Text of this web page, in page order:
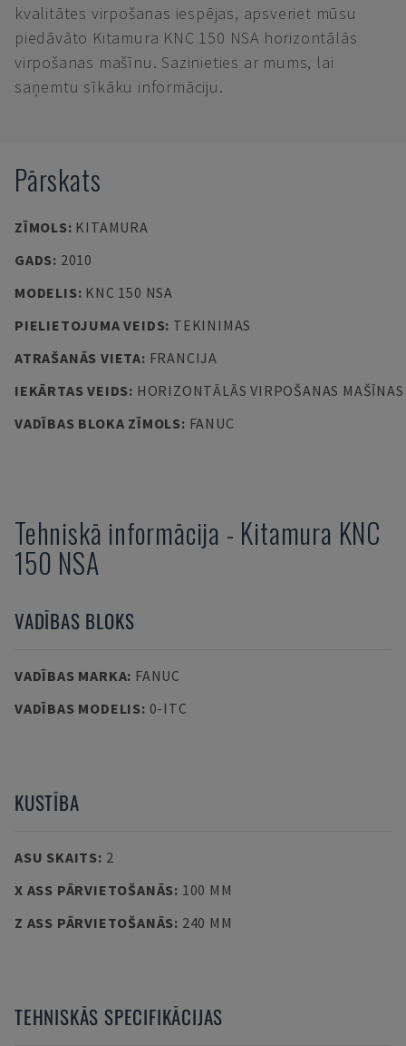
kvalitātes virpošanas iespējas, apsveriet mūsu
piedāvāto Kitamura KNC 150 NSA horizontālās
virpošanas mašīnu. Sazinieties ar mums, lai
saņemtu sīkāku informāciju.
Pārskats
ZĪMOLS: KITAMURA
GADS: 2010
MODELIS: KNC 150 NSA
PIELIETOJUMA VEIDS: TEKINIMAS
ATRAŠANĀS VIETA: FRANCIJA
IEKĀRTAS VEIDS: HORIZONTĀLĀS VIRPOŠANAS MAŠĪNAS
VADĪBAS BLOKA ZĪMOLS: FANUC
Tehniskā informācija - Kitamura KNC
150 NSA
VADĪBAS BLOKS
VADĪBAS MARKA: FANUC
VADĪBAS MODELIS: 0-ITC
KUSTĪBA
ASU SKAITS: 2
X ASS PĀRVIETOŠANĀS: 100 MM
Z ASS PĀRVIETOŠANĀS: 240 MM
TEHNISKĀS SPECIFIKĀCIJAS